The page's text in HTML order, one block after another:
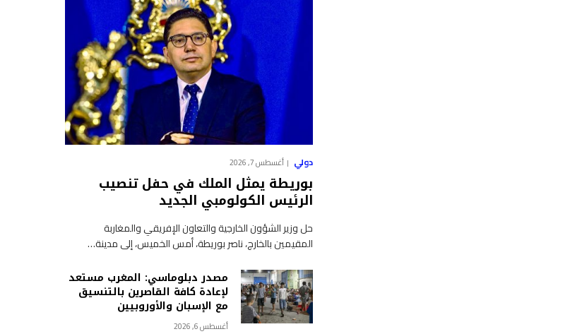
دولي أغسطس 7, 2026
بوريطة يمثل الملك في حفل تنصيب
الرئيس الكولومبي الجديد
حل وزير الشؤون الخارجية والتعاون الإفريقي والمغاربة
المقيمين بالخارج، ناصر بوريطة، أمس الخميس، إلى مدينة…
مصدر دبلوماسي: المغرب مستعد
لإعادة كافة القاصرين بالتنسيق
مع الإسبان والأوروبيين
أغسطس 6, 2026